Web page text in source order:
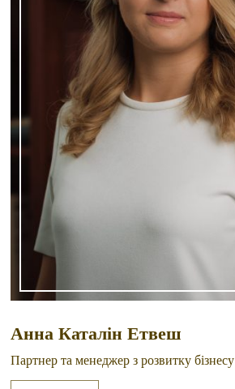
Анна Каталін Етвеш
Партнер та менеджер з розвитку бізнесу